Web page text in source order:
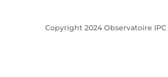
Copyright 2024 Observatoire IPC